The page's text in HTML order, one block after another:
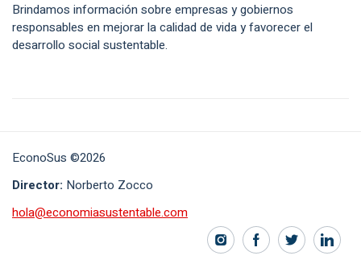
Brindamos información sobre empresas y gobiernos
responsables en mejorar la calidad de vida y favorecer el
desarrollo social sustentable.
EconoSus ©2026
Director: Norberto Zocco
hola@economiasustentable.com